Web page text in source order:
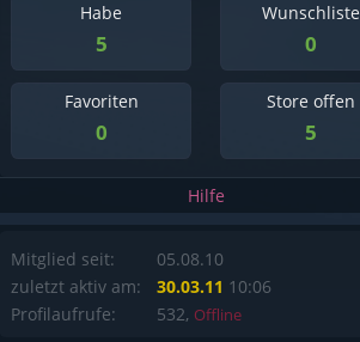
Habe
5
Wunschliste
0
Favoriten
0
Store offen
5
Hilfe
Mitglied seit:
zuletzt aktiv am:
Profilaufrufe:
05.08.10
30.03.11 10:06
532, Offline